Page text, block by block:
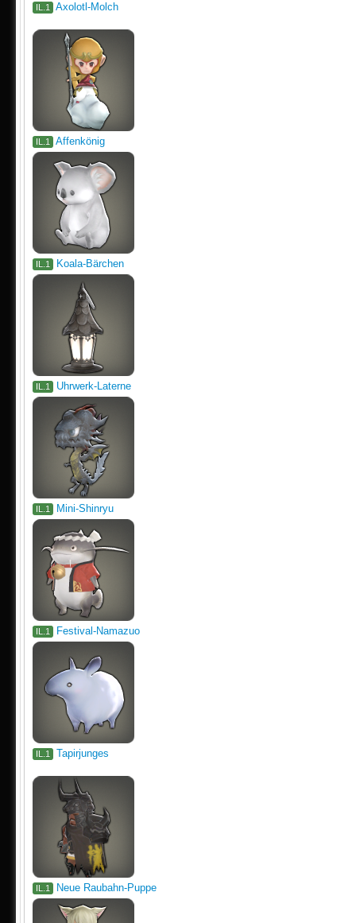
IL.1 Axolotl-Molch
IL.1 Affenkönig
IL.1 Koala-Bärchen
IL.1 Uhrwerk-Laterne
IL.1 Mini-Shinryu
IL.1 Festival-Namazuo
IL.1 Tapirjunges
IL.1 Neue Raubahn-Puppe